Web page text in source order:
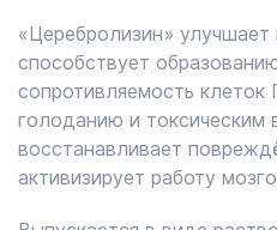
«Церебролизин»
способствует
сопротивляемость
голоданию и токсическим
восстанавливает
активизирует работу